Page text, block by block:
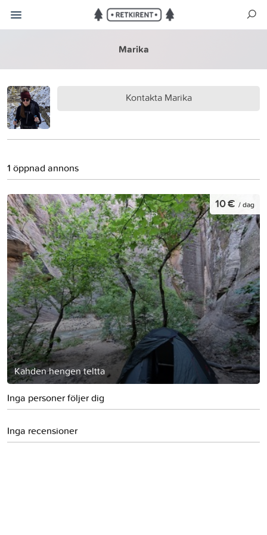
Marika
Kontakta Marika
1 öppnad annons
Kahden hengen teltta
10 € / dag
Inga personer följer dig
Inga recensioner